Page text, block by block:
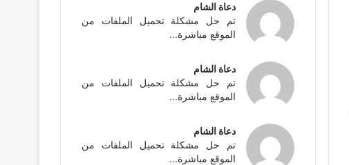
دعاة الشام
تم حل مشكلة تحميل الملفات من
الموقع مباشرة...
دعاة الشام
تم حل مشكلة تحميل الملفات من
الموقع مباشرة...
دعاة الشام
تم حل مشكلة تحميل الملفات من
الموقع مباشرة...